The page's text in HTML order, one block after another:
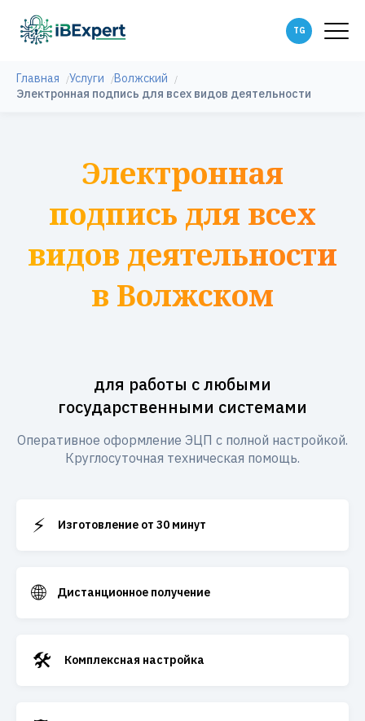
Главная Услуги
Волжский
Электронная подпись для всех видов деятельности
Электронная
подпись для всех
видов деятельности
в Волжском
для работы с любыми
государственными системами
Оперативное оформление ЭЦП с полной настройкой.
Круглосуточная техническая помощь.
⚡ Изготовление от 30 минут
🌐 Дистанционное получение
🛠️ Комплексная настройка